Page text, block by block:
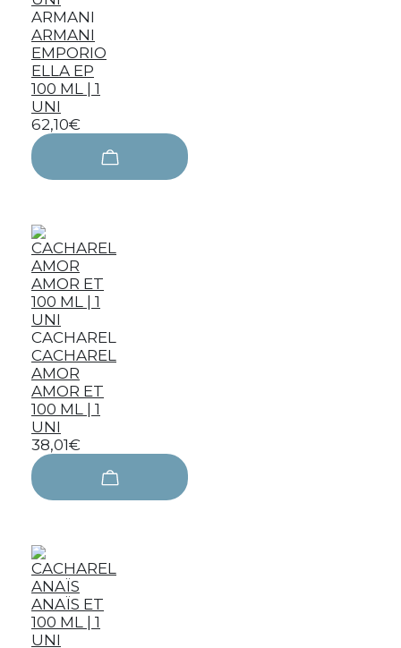
ARMANI
ARMANI
EMPORIO
ELLA EP
100 ML | 1
UNI
62,10€
CACHAREL
CACHAREL
AMOR
AMOR ET
100 ML | 1
UNI
38,01€